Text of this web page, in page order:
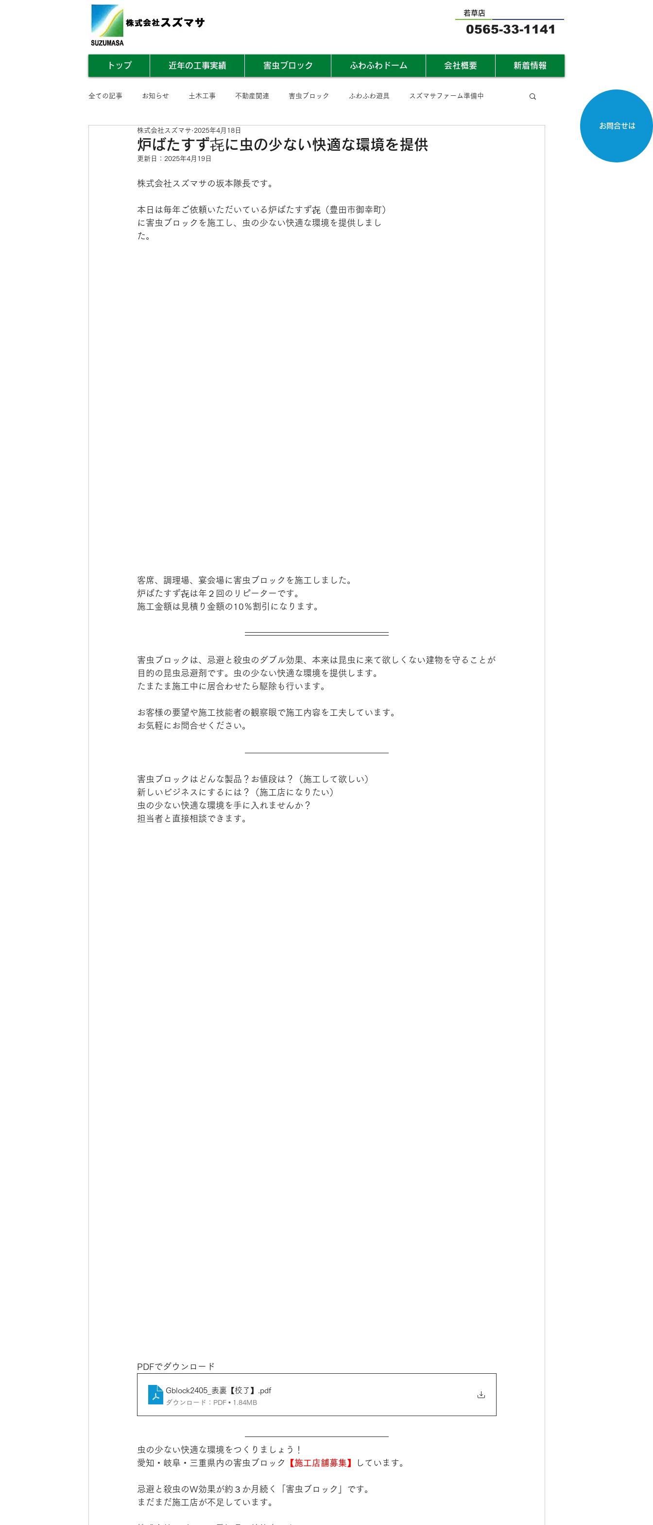
お問合せは
若草店
0565-33-1141
トップ 近年の工事実績 害虫ブロック ふわふわドーム 会社概要 新着情報
全ての記事 お知らせ 土木工事 不動産関連 害虫ブロック ふわふわ遊具 スズマサファーム準備中
業務内容まとめ その他
炉ばたすず㐂に虫の少ない快適な環境を提供
株式会社スズマサ 2025年4月18日
更新日： 2025年4月19日
株式会社スズマサの坂本隊長です。
本日は毎年ご依頼いただいている炉ばたすず㐂（豊田市御幸町）
に害虫ブロックを施工し、虫の少ない快適な環境を提供しまし
た。
客席、調理場、宴会場に害虫ブロックを施工しました。
炉ばたすず㐂は年２回のリピーターです。
施工金額は見積り金額の10％割引になります。
害虫ブロックは、忌避と殺虫のダブル効果、本来は昆虫に来て欲しくない建物を守ることが
目的の昆虫忌避剤です。虫の少ない快適な環境を提供します。
たまたま施工中に居合わせたら駆除も行います。
お客様の要望や施工技能者の観察眼で施工内容を工夫しています。
お気軽にお問合せください。
害虫ブロックはどんな製品？お値段は？（施工して欲しい）
新しいビジネスにするには？（施工店になりたい）
虫の少ない快適な環境を手に入れませんか？
担当者と直接相談できます。
PDFでダウンロード
Gblock2405_表裏【校了】 .pdf
ダウンロード：PDF • 1.84MB
虫の少ない快適な環境をつくりましょう！
愛知・岐阜・三重県内の害虫ブロック
【施工店舗募集】 しています。
忌避と殺虫のＷ効果が約３か月続く「害虫ブロック」です。
まだまだ施工店が不足しています。